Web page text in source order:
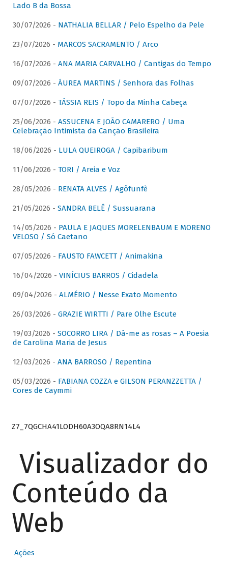
Lado B da Bossa
30/07/2026 - NATHALIA BELLAR / Pelo Espelho da Pele
23/07/2026 - MARCOS SACRAMENTO / Arco
16/07/2026 - ANA MARIA CARVALHO / Cantigas do Tempo
09/07/2026 - ÁUREA MARTINS / Senhora das Folhas
07/07/2026 - TÁSSIA REIS / Topo da Minha Cabeça
25/06/2026 - ASSUCENA E JOÃO CAMARERO / Uma
Celebração Intimista da Canção Brasileira
18/06/2026 - LULA QUEIROGA / Capibaribum
11/06/2026 - TORI / Areia e Voz
28/05/2026 - RENATA ALVES / Agôfunfè
21/05/2026 - SANDRA BELÊ / Sussuarana
14/05/2026 - PAULA E JAQUES MORELENBAUM E MORENO
VELOSO / Só Caetano
07/05/2026 - FAUSTO FAWCETT / Animakina
16/04/2026 - VINÍCIUS BARROS / Cidadela
09/04/2026 - ALMÉRIO / Nesse Exato Momento
26/03/2026 - GRAZIE WIRTTI / Pare Olhe Escute
19/03/2026 - SOCORRO LIRA / Dá-me as rosas – A Poesia
de Carolina Maria de Jesus
12/03/2026 - ANA BARROSO / Repentina
05/03/2026 - FABIANA COZZA e GILSON PERANZZETTA /
Cores de Caymmi
Z7_7QGCHA41LODH60A3OQA8RN14L4
Visualizador do
Conteúdo da
Web
Ações